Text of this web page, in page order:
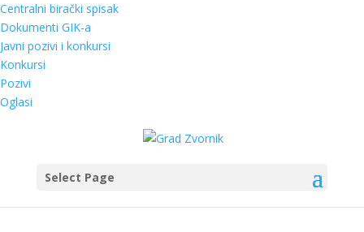
Centralni birački spisak
Dokumenti GIK-a
Javni pozivi i konkursi
Konkursi
Pozivi
Oglasi
Select Page